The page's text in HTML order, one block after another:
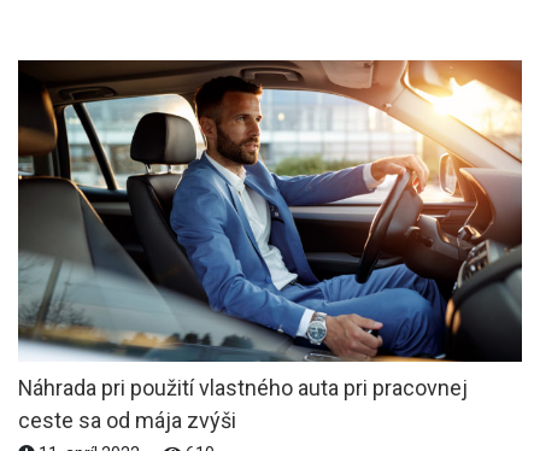
Náhrada pri použití vlastného auta pri pracovnej
ceste sa od mája zvýši